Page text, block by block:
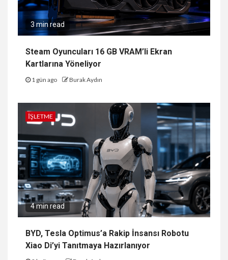
3 min read
Steam Oyuncuları 16 GB VRAM’li Ekran
Kartlarına Yöneliyor
1 gün ago Burak Aydın
İŞLETME
4 min read
BYD, Tesla Optimus’a Rakip İnsansı Robotu
Xiao Di’yi Tanıtmaya Hazırlanıyor